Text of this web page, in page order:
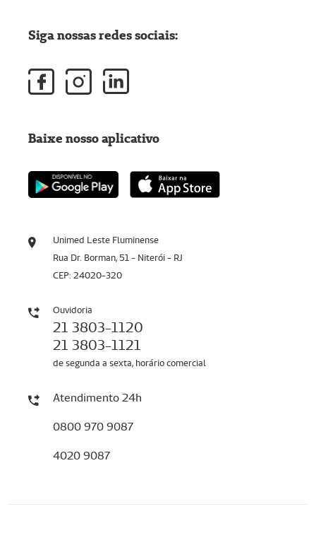
Unimed Leste Fluminense
Rua Dr. Borman, 51 - Niterói - RJ
CEP: 24020-320
Ouvidoria
21 3803-1120
21 3803-1121
de segunda a sexta, horário comercial
Atendimento 24h
0800 970 9087
4020 9087
Siga nossas redes sociais:
Baixe nosso aplicativo